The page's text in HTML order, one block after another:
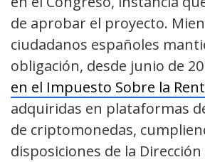
de aprobar el proyecto.
ciudadanos españoles
obligación, desde junio de
en el Impuesto Sobre la
adquiridas en plataformas
de criptomonedas,
disposiciones de la